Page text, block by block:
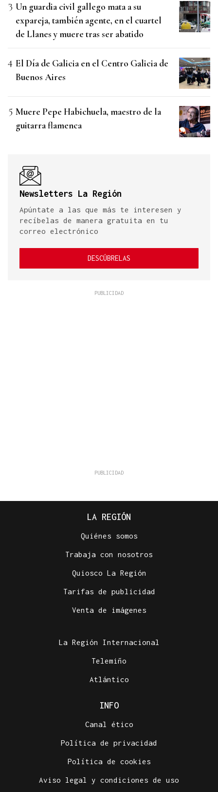
Un guardia civil gallego mata a su
expareja, también agente, en el cuartel
de Llanes y muere tras ser abatido
El Día de Galicia en el Centro Galicia de
Buenos Aires
Muere Pepe Habichuela, maestro de la
guitarra flamenca
Newsletters La Región
Apúntate a las que más te interesen y
recíbelas de manera gratuita en tu
correo electrónico
DESCÚBRELAS
LA REGIÓN
Quiénes somos
Trabaja con nosotros
Quiosco La Región
Tarifas de publicidad
Venta de imágenes
La Región Internacional
Telemiño
Atlántico
INFO
Canal ético
Política de privacidad
Política de cookies
Aviso legal y condiciones de uso